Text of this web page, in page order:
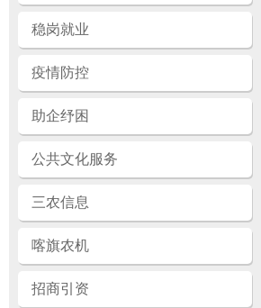
稳岗就业
疫情防控
助企纾困
公共文化服务
三农信息
喀旗农机
招商引资